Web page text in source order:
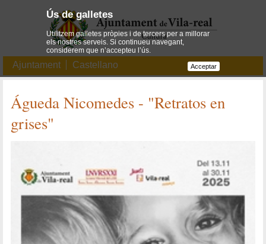
Ajuntament Castellano
Águeda Nicomedes - "Retratos en
grises"
Ús de galletes
Utilitzem galletes pròpies i de tercers per a millorar
els nostres serveis. Si continueu navegant,
considerem que n’accepteu l’ús.
Acceptar